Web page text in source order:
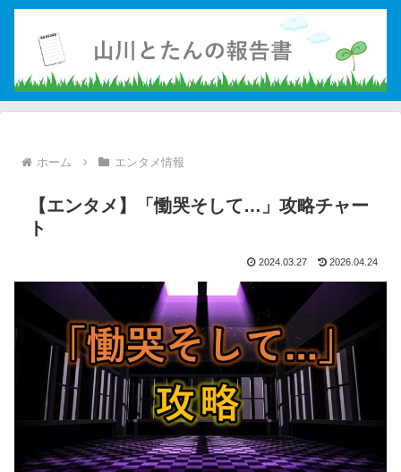
ホーム エンタメ情報
【エンタメ】「慟哭そして…」攻略チャー
ト
2024.03.27 2026.04.24